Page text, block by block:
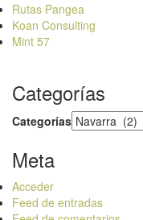
Rutas Pangea
Koan Consulting
Mint 57
Categorías
Categorías
Meta
Acceder
Feed de entradas